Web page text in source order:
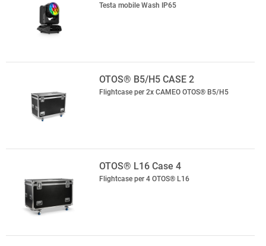
Testa mobile Wash IP65
OTOS® B5/H5 CASE 2
Flightcase per 2x CAMEO OTOS® B5/H5
OTOS® L16 Case 4
Flightcase per 4 OTOS® L16